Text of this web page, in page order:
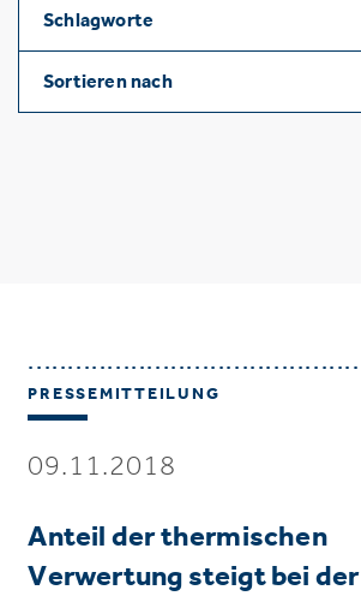
Schlagworte
Sortieren nach
PRESSEMITTEILUNG
09.11.2018
Anteil der thermischen
Verwertung steigt bei der